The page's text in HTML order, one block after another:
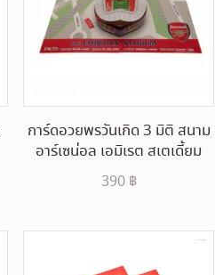
การ์ดอวยพรวันเกิด 3 มิติ สนาม
อาร์เซน่อล เอมิเรต สเตเดี้ยม
390 ฿